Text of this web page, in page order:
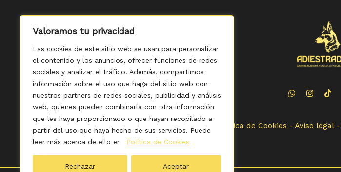
Valoramos tu privacidad
Las cookies de este sitio web se usan para personalizar
el contenido y los anuncios, ofrecer funciones de redes
sociales y analizar el tráfico. Además, compartimos
información sobre el uso que haga del sitio web con
nuestros partners de redes sociales, publicidad y análisis
web, quienes pueden combinarla con otra información
que les haya proporcionado o que hayan recopilado a
partir del uso que haya hecho de sus servicios. Puede
leer más acerca de ello en
Política de Cookies
Rechazar Aceptar
Política de Privacidad Política de Cookies - Aviso legal-